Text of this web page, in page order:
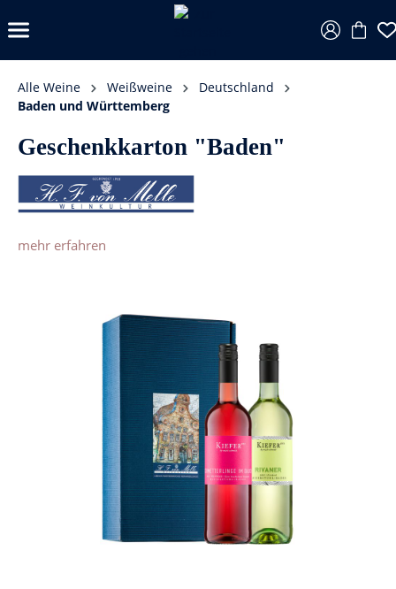
Alle Weine Weißweine
Deutschland
Baden und Württemberg
Geschenkkarton "Baden"
mehr erfahren